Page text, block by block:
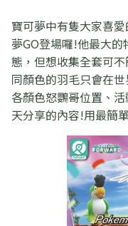
寶可夢中有隻大家喜
夢GO登場囉!他最大
態，但想收集全套可
同顏色的羽毛只會在
各顏色怒鸚哥位置、
天分享的內容!用最簡